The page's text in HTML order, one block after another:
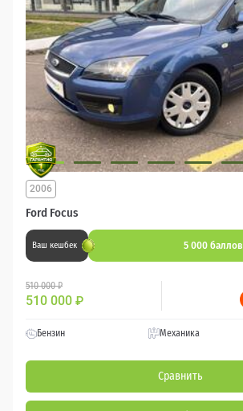
Ford Focus
2006
Ваш кешбек 5 000 баллов
510 000 ₽
510 000 ₽
Бензин Механика
Сравнить